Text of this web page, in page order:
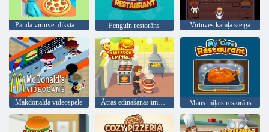
Panda virtuve: dīkstāves magnāts Penguin restorāns Virtuves karaļa steiga
Makdonalda videospēle Ātrās ēdināšanas impērija Mans mīļais restorāns